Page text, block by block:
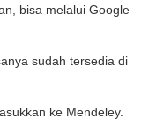
bisa melalui Google
sudah tersedia di
ke Mendeley.